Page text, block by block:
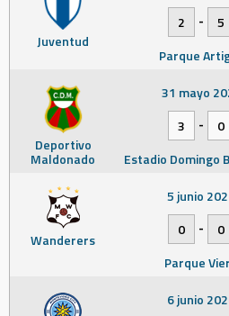
Juventud
2
-
5
Parque
Deportivo
Maldonado
31 mayo
3
-
0
Estadio Domingo
Wanderers
5 junio
0
-
0
Parque
6 junio